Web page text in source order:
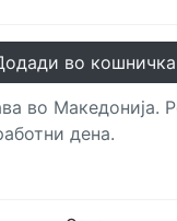
во кошничка
во Македонија.
дена.